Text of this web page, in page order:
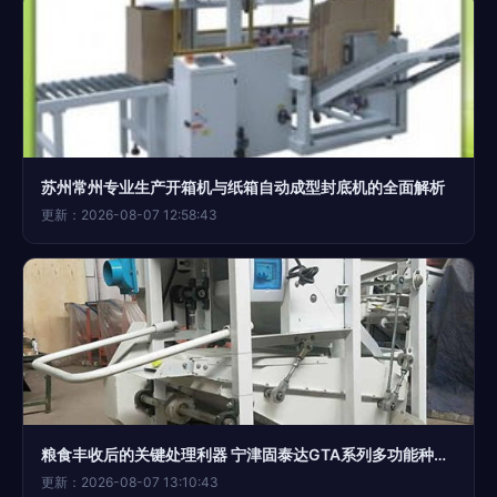
苏州常州专业生产开箱机与纸箱自动成型封底机的全面解析
更新：2026-08-07 12:58:43
粮食丰收后的关键处理利器 宁津固泰达GTA系列多功能种子精选机
更新：2026-08-07 13:10:43